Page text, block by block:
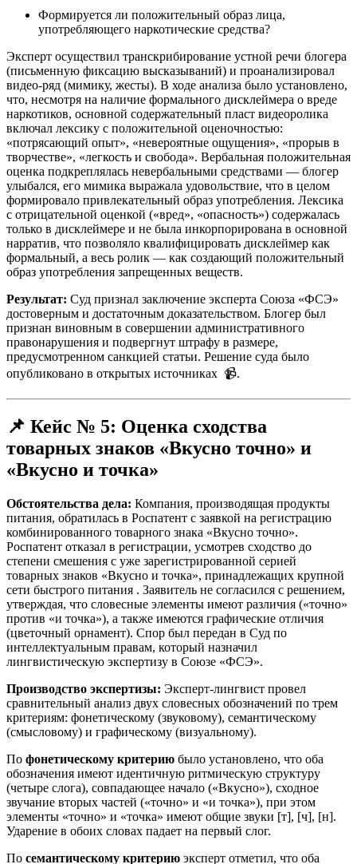
Формируется ли положительный образ лица,
употребляющего наркотические средства?
Эксперт осуществил транскрибирование устной речи блогера
(письменную фиксацию высказываний) и проанализировал
видео-ряд (мимику, жесты). В ходе анализа было установлено,
что, несмотря на наличие формального дисклеймера о вреде
наркотиков, основной содержательный пласт видеоролика
включал лексику с положительной оценочностью:
«потрясающий опыт», «невероятные ощущения», «прорыв в
творчестве», «легкость и свобода». Вербальная положительная
оценка подкреплялась невербальными средствами — блогер
улыбался, его мимика выражала удовольствие, что в целом
формировало привлекательный образ употребления. Лексика
с отрицательной оценкой («вред», «опасность») содержалась
только в дисклеймере и не была инкорпорирована в основной
нарратив, что позволяло квалифицировать дисклеймер как
формальный, а весь ролик — как создающий положительный
образ употребления запрещенных веществ.
Результат: Суд признал заключение эксперта Союза «ФСЭ»
достоверным и достаточным доказательством. Блогер был
признан виновным в совершении административного
правонарушения и подвергнут штрафу в размере,
предусмотренном санкцией статьи. Решение суда было
опубликовано в открытых источниках 📹.
📌 Кейс № 5: Оценка сходства
товарных знаков «Вкусно точно» и
«Вкусно и точка»
Обстоятельства дела: Компания, производящая продукты
питания, обратилась в Роспатент с заявкой на регистрацию
комбинированного товарного знака «Вкусно точно».
Роспатент отказал в регистрации, усмотрев сходство до
степени смешения с уже зарегистрированной серией
товарных знаков «Вкусно и точка», принадлежащих крупной
сети быстрого питания . Заявитель не согласился с решением,
утверждая, что словесные элементы имеют различия («точно»
против «и точка»), а также имеются графические отличия
(цветочный орнамент). Спор был передан в Суд по
интеллектуальным правам, который назначил
лингвистическую экспертизу в Союзе «ФСЭ».
Производство экспертизы: Эксперт-лингвист провел
сравнительный анализ двух словесных обозначений по трем
критериям: фонетическому (звуковому), семантическому
(смысловому) и графическому (визуальному).
По фонетическому критерию было установлено, что оба
обозначения имеют идентичную ритмическую структуру
(четыре слога), совпадающее начало («Вкусно»), сходное
звучание вторых частей («точно» и «и точка»), при этом
элементы «точно» и «точка» имеют общие звуки [т], [ч], [н].
Ударение в обоих словах падает на первый слог.
По семантическому критерию эксперт отметил, что оба